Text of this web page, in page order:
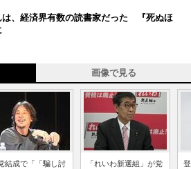
は、経済界有数の読書家だった 『死ぬほ
画像で見る
結成で「「騙し討
「れいわ新選組」が党